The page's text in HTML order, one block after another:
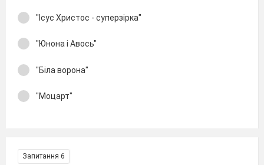
"Ісус Христос - суперзірка"
"Юнона і Авось"
"Біла ворона"
"Моцарт"
Запитання 6